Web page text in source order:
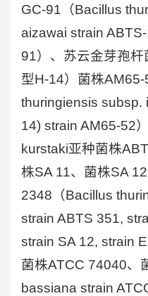
GC-91（Bacillus
aizawai strain
91）、苏云金芽孢
型H-14）菌株
thuringiensis subsp.
14) strain AM65-52
kurstaki亚种菌株
株SA 11、菌株SA
2348（Bacillus
strain ABTS 351,
strain SA 12, strain
菌株ATCC 74040、
bassiana strain